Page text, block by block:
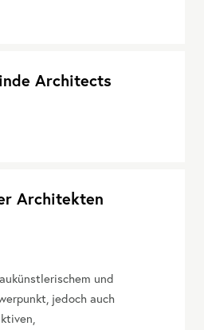
Architects
Architekten
und
jedoch auch